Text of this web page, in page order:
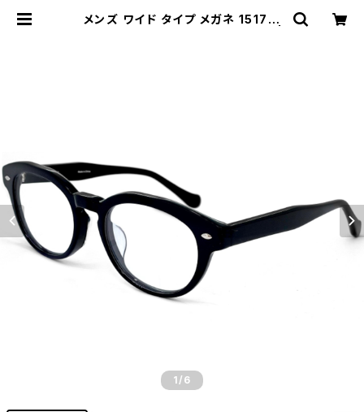
メンズ ワイド タイプ メガネ 1517-1
1 /6